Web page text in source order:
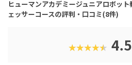
て入会する点も特徴的。全国の仲間
「ロボプロ全国大会」もモチベーショ
「中学受験や高校での理数教育に備
に、間違いなくおすすめできるコー
ヒューマンアカデミージュニアロボッ
ェッサーコースの評判・口コミ(8件)
★★★★★ 4.5